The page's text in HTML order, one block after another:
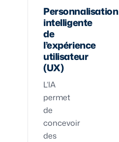
Personnalisation
intelligente
de
l’expérience
utilisateur
(UX)
L’IA
permet
de
concevoir
des